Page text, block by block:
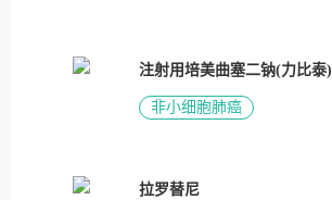
注射用培美曲塞二钠(力比泰)
非小细胞肺癌
拉罗替尼